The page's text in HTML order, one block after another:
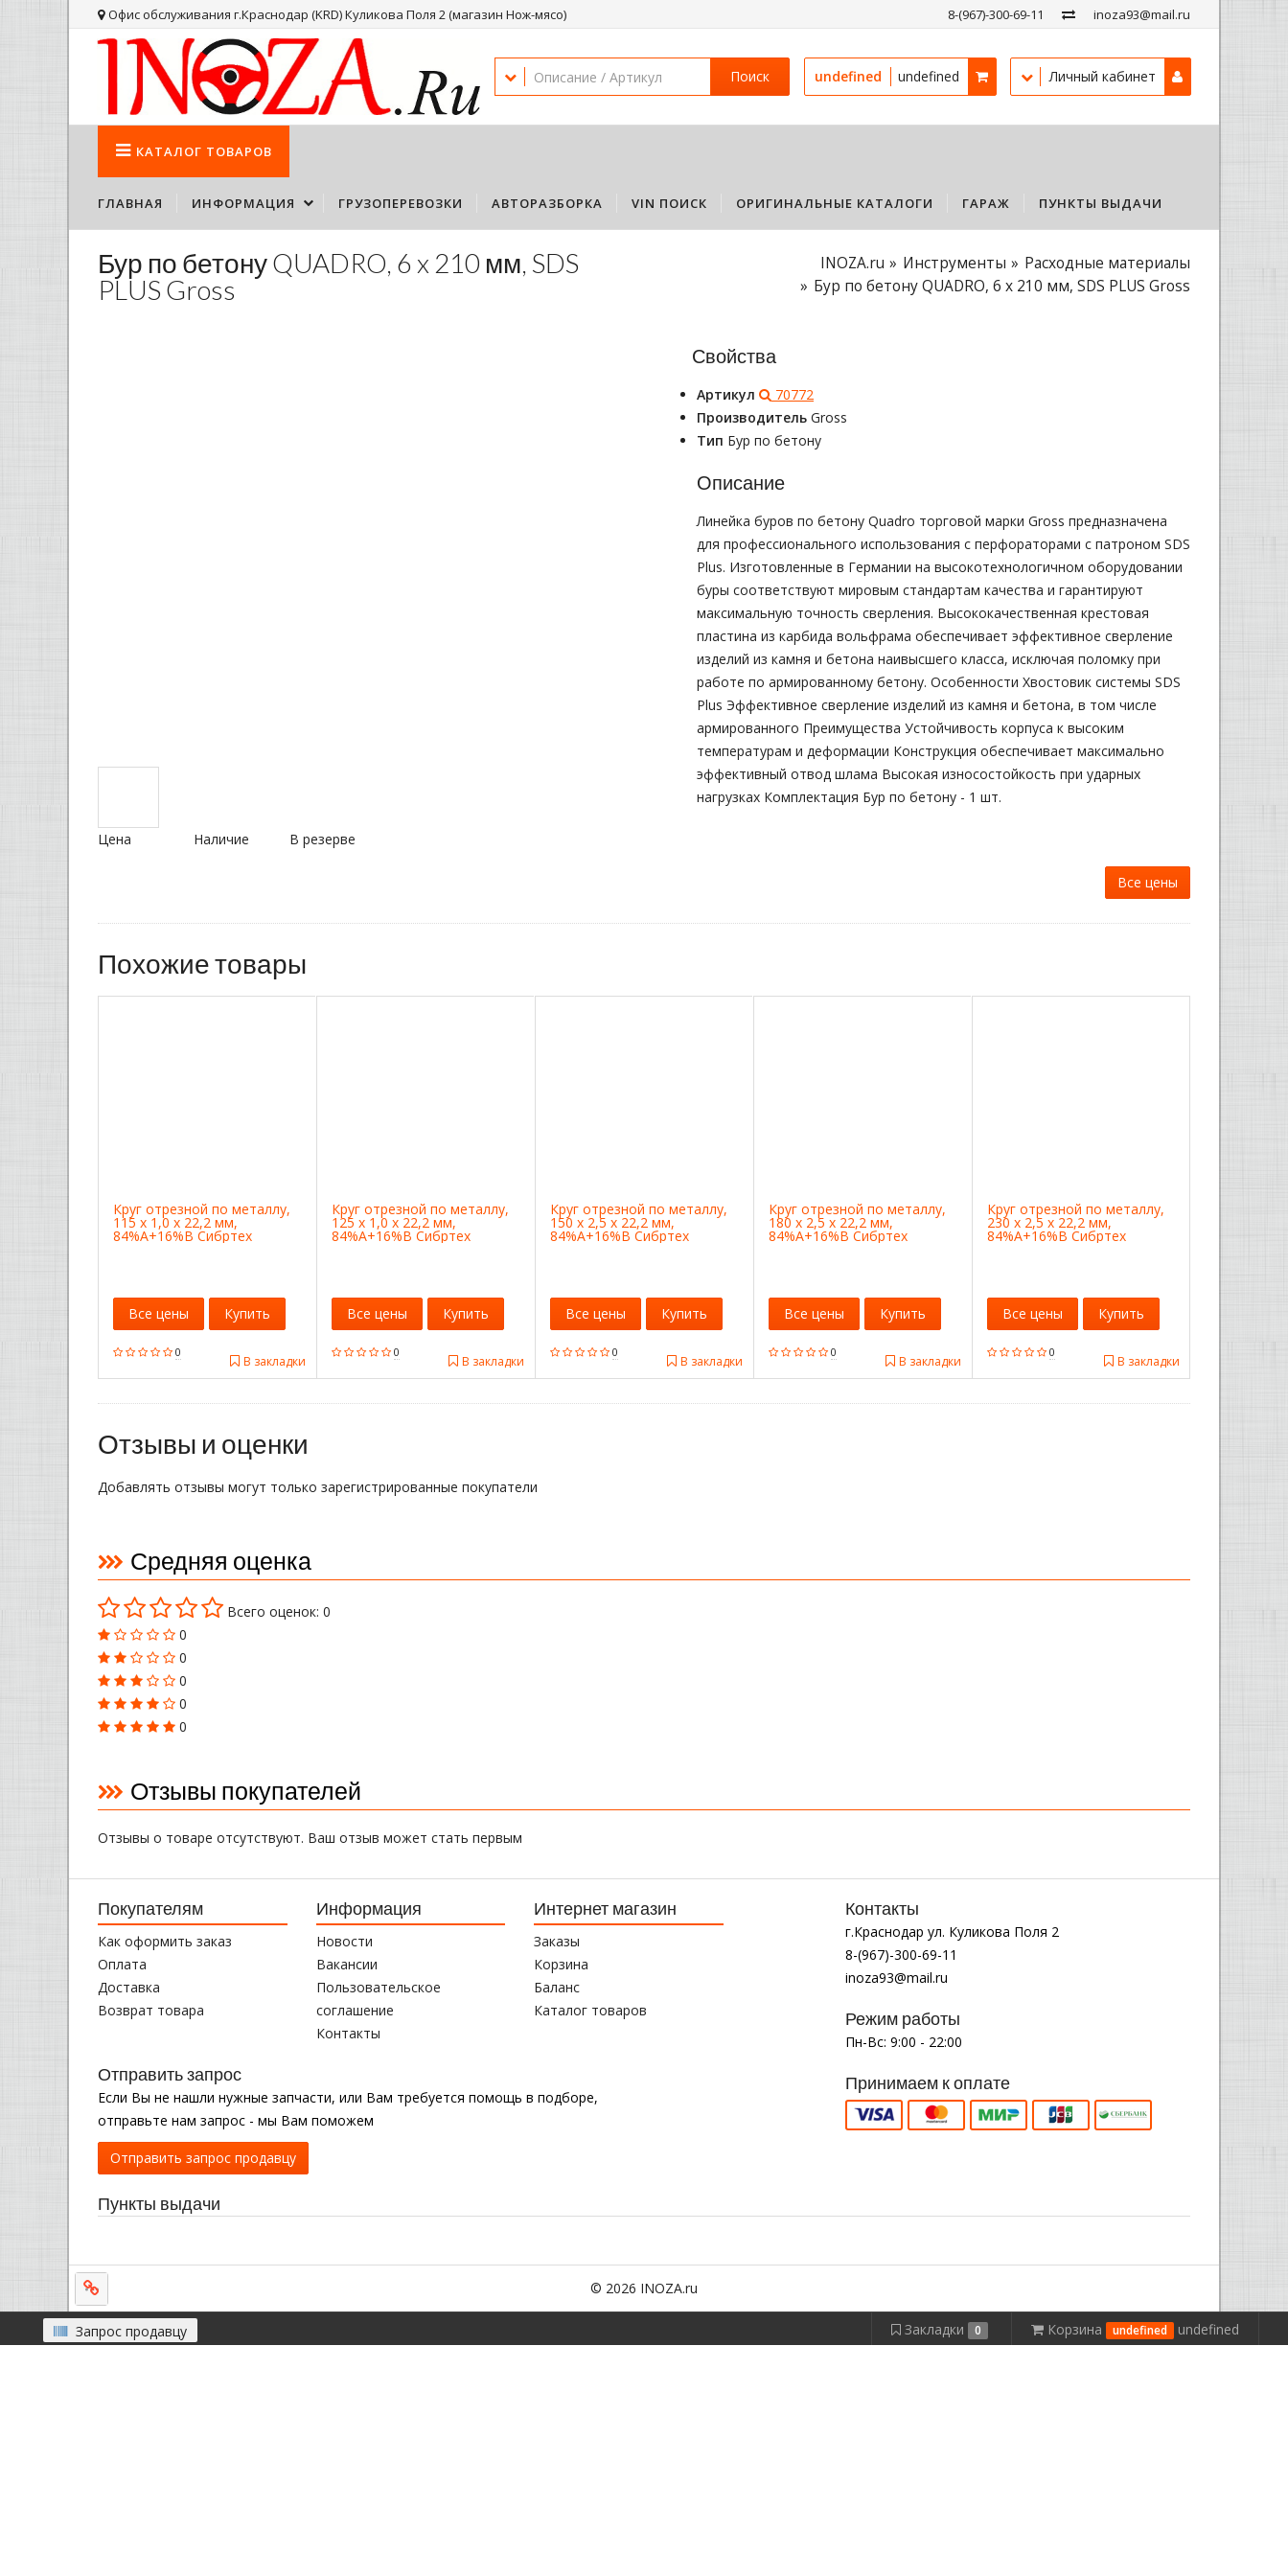
Офис обслуживания г.Краснодар (KRD) Куликова Поля 2 (магазин Нож-мясо) 8-(967)-300-69-11 inoza93@mail.ru
Поиск undefined undefined Личный кабинет
КАТАЛОГ ТОВАРОВ
ГЛАВНАЯ ИНФОРМАЦИЯ ГРУЗОПЕРЕВОЗКИ АВТОРАЗБОРКА VIN ПОИСК ОРИГИНАЛЬНЫЕ КАТАЛОГИ ГАРАЖ ПУНКТЫ ВЫДАЧИ
Бур по бетону QUADRO, 6 x 210 мм, SDS
PLUS Gross
INOZA.ru Инструменты
Расходные материалы
Бур по бетону QUADRO, 6 x 210 мм, SDS PLUS Gross
Свойства
Артикул
70772
Производитель Gross
Тип Бур по бетону
Описание
Линейка буров по бетону Quadro торговой марки Gross предназначена
для профессионального использования с перфораторами с патроном SDS
Plus. Изготовленные в Германии на высокотехнологичном оборудовании
буры соответствуют мировым стандартам качества и гарантируют
максимальную точность сверления. Высококачественная крестовая
пластина из карбида вольфрама обеспечивает эффективное сверление
изделий из камня и бетона наивысшего класса, исключая поломку при
работе по армированному бетону. Особенности Хвостовик системы SDS
Plus Эффективное сверление изделий из камня и бетона, в том числе
армированного Преимущества Устойчивость корпуса к высоким
температурам и деформации Конструкция обеспечивает максимально
эффективный отвод шлама Высокая износостойкость при ударных
нагрузках Комплектация Бур по бетону - 1 шт.
Цена Наличие В резерве
Все цены
Похожие товары
Круг отрезной по металлу,
115 х 1,0 х 22,2 мм,
84%A+16%B Сибртех
0
В закладки
Все цены Купить
Круг отрезной по металлу,
125 х 1,0 х 22,2 мм,
84%A+16%B Сибртех
0
В закладки
Все цены Купить
Круг отрезной по металлу,
150 х 2,5 х 22,2 мм,
84%A+16%B Сибртех
0
В закладки
Все цены Купить
Круг отрезной по металлу,
180 х 2,5 х 22,2 мм,
84%A+16%B Сибртех
0
В закладки
Все цены Купить
Круг отрезной по металлу,
230 х 2,5 х 22,2 мм,
84%A+16%B Сибртех
0
В закладки
Все цены Купить
Отзывы и оценки
Добавлять отзывы могут только зарегистрированные покупатели
Средняя оценка
Всего оценок: 0
0
0
0
0
0
Отзывы покупателей
Отзывы о товаре отсутствуют. Ваш отзыв может стать первым
Покупателям
Как оформить заказ
Оплата
Доставка
Возврат товара
Информация
Новости
Вакансии
Пользовательское
соглашение
Контакты
Интернет магазин
Заказы
Корзина
Баланс
Каталог товаров
Отправить запрос
Если Вы не нашли нужные запчасти, или Вам требуется помощь в подборе,
отправьте нам запрос - мы Вам поможем
Отправить запрос продавцу
Контакты
г.Краснодар ул. Куликова Поля 2
8-(967)-300-69-11
inoza93@mail.ru
Режим работы
Пн-Вс: 9:00 - 22:00
Принимаем к оплате
Пункты выдачи
© 2026 INOZA.ru
Запрос продавцу Закладки 0 Корзина undefined undefined